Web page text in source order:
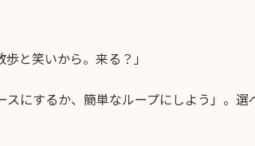
と笑いから。来る？」
にするか、簡単なループにしよう」。選